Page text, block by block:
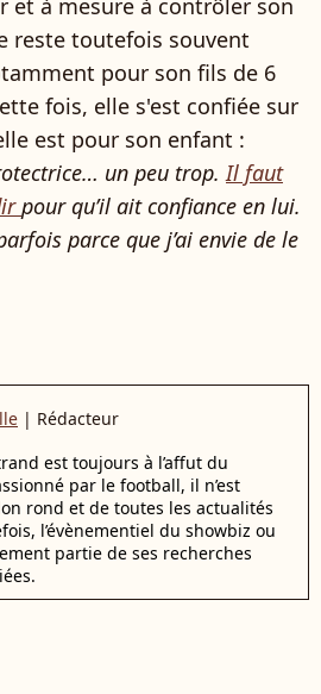
et à mesure à contrôler son
reste toutefois souvent
pour son fils de 6
fois, elle s'est confiée sur
est pour son enfant :
un peu trop.Il faut
pour qu’il ait confiance en lui.
parce que j’ai envie de le
| Rédacteur
est toujours à l’affut du
par le football, il n’est
rond et de toutes les actualités
l’évènementiel du showbiz ou
partie de ses recherches